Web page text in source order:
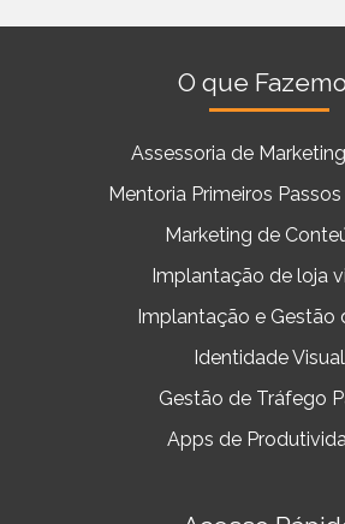
O que
Assessoria de
Mentoria Primeiros
Marketing de
Implantação de loja
Implantação e Gestão
Identidade Visual
Gestão de Tráfego
Apps de